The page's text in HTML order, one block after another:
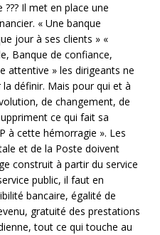
Il met en place une
« Une banque
jour à ses clients » «
Banque de confiance,
attentive » les dirigeants ne
définir. Mais pour qui et à
de changement, de
ce qui fait sa
à cette hémorragie ». Les
et de la Poste doivent
construit à partir du service
public, il faut en
bancaire, égalité de
gratuité des prestations
tout ce qui touche au